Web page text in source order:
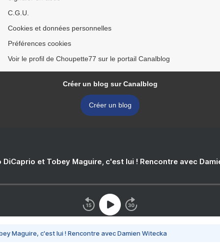
C.G.U.
Cookies et données personnelles
Préférences cookies
Voir le profil de Choupette77 sur le portail Canalblog
Créer un blog sur Canalblog
Créer un blog
DiCaprio et Tobey Maguire, c'est lui ! Rencontre avec
Maguire, c'est lui ! Rencontre avec Damien Witecka